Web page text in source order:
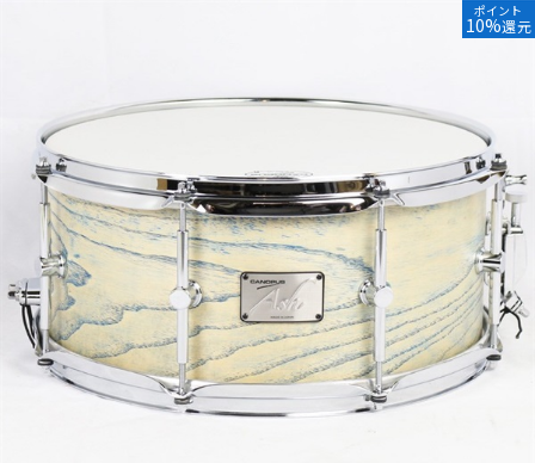
パーカッション
キーボード 電子ピアノ
管楽器 その他楽器
エフェクター
ポイント
10%還元